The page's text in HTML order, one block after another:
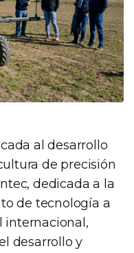
al desarrollo
de precisión
dedicada a la
de tecnología a
internacional,
desarrollo y